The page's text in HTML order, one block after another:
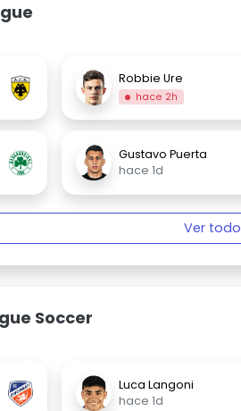
Robbie Ure
hace 2h
Gustavo Puerta
hace 1d
Ver todo
Soccer
Luca Langoni
hace 1d